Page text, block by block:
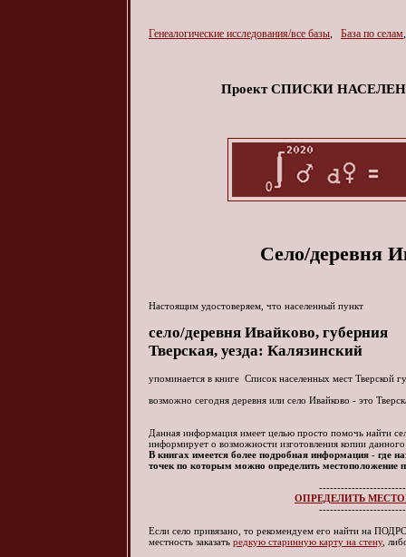
Генеалогические исследования/все базы, База по селам
Проект СПИСКИ
Село/деревня
Настоящим удостоверяем, что населенный пункт
село/деревня Ивайково, губерния
Тверская, уезда: Калязинский
упоминается в книге Список населенных мест Тверской
возможно сегодня деревня или село Ивайково - это
Данная информация имеет целью просто помочь найти
информирует о возможности изготовления копии
В книгах имеется более подробная информация - где
точек по которым можно определить местоположение
ОПРЕДЕЛИТЬ
Если село привязано, то рекомендуем его найти на
местность заказать редкую старинную карту на стену,